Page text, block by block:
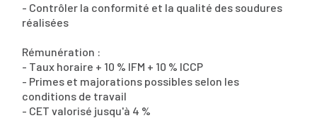
- Contrôler la conformité et la qualité des soudures
réalisées
Rémunération :
- Taux horaire + 10 % IFM + 10 % ICCP
- Primes et majorations possibles selon les
conditions de travail
- CET valorisé jusqu'à 4 %